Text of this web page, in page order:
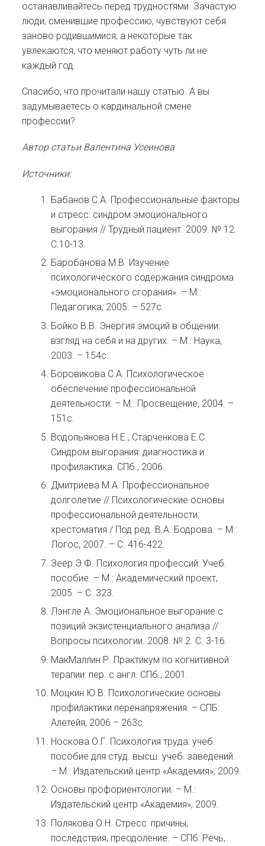
останавливайтесь перед трудностями. Зачастую
люди, сменившие профессию, чувствуют себя
заново родившимися, а некоторые так
увлекаются, что меняют работу чуть ли не
каждый год.
Спасибо, что прочитали нашу статью. А вы
задумываетесь о кардинальной смене
профессии?
Автор статьи Валентина Усеинова
Источники:
Бабанов С.А. Профессиональные факторы
и стресс: синдром эмоционального
выгорания // Трудный пациент. 2009. № 12.
С.10-13.
Баробанова М.В. Изучение
психологического содержания синдрома
«эмоционального сгорания». – М.:
Педагогика, 2005. – 527с.
Бойко В.В. Энергия эмоций в общении:
взгляд на себя и на других. – М.: Наука,
2003. – 154с.
Боровикова С.А. Психологическое
обеспечение профессиональной
деятельности. – М.: Просвещение, 2004. –
151с.
Водопьянова Н.Е., Старченкова Е.С.
Синдром выгорания: диагностика и
профилактика. СПб., 2006.
Дмитриева М.А. Профессиональное
долголетие // Психологические основы
профессиональной деятельности:
хрестоматия / Под ред. В.А. Бодрова. – М.:
Логос, 2007. – С. 416-422.
Зеер Э.Ф. Психология профессий: Учеб.
пособие. – М.: Академический проект,
2005. – С. 323.
Лэнгле А. Эмоциональное выгорание с
позиций экзистенциального анализа //
Вопросы психологии. 2008. № 2. С. 3-16.
МакМаллин Р. Практикум по когнитивной
терапии: пер. с англ. СПб., 2001.
Моцкин Ю.В. Психологические основы
профилактики перенапряжения. – СПБ:
Алетейя, 2006 – 263с.
Носкова О.Г. Психология труда: учеб.
пособие для студ. высш. учеб. заведений.
– М.: Издательский центр «Академия», 2009.
Основы профориентологии. – М.:
Издательский центр «Академия», 2009.
Полякова О.Н. Стресс: причины,
последствия, преодоление. – СПб: Речь,